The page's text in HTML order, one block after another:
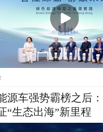
源车强势霸榜之后
“生态出海”新里程